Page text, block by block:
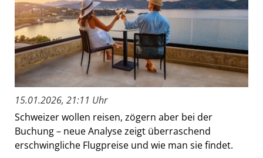
15.01.2026, 21:11 Uhr
Schweizer wollen reisen, zögern aber bei der
Buchung – neue Analyse zeigt überraschend
erschwingliche Flugpreise und wie man sie findet.